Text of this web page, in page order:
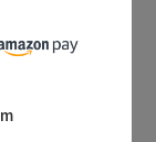
・時計など)